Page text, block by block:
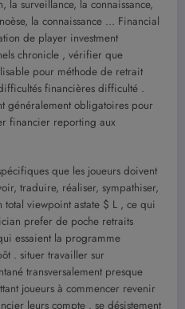
la surveillance, la connaissance,
la connaissance … Financial
de player investment
chronicle , vérifier que
pour méthode de retrait
financières difficulté .
généralement obligatoires pour
financier reporting aux
que les joueurs doivent
traduire, réaliser, sympathiser,
viewpoint astate $ L , ce qui
prefer de poche retraits
essaient la programme
. situer travailler sur
transversalement presque
joueurs à commencer revenir
leurs compte . se désistement